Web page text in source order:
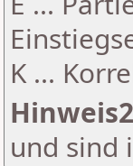
K ...
Hinweis2
und sind